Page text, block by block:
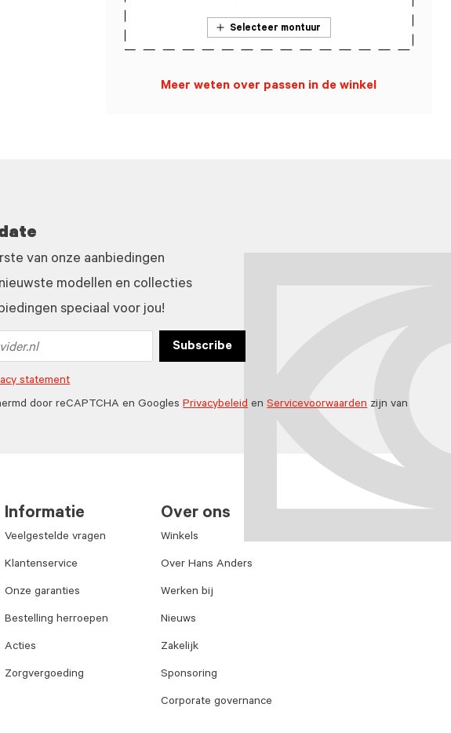
Selecteer montuur
Meer weten over passen in de winkel
van onze aanbiedingen
modellen en collecties
speciaal voor jou!
Subscribe
statement
door reCAPTCHA en GooglesPrivacybeleidenServicevoorwaardenzijn van
Informatie
Veelgestelde vragen
Klantenservice
Onze garanties
Bestelling herroepen
Acties
Zorgvergoeding
Over ons
Winkels
Over Hans Anders
Werken bij
Nieuws
Zakelijk
Sponsoring
Corporate governance